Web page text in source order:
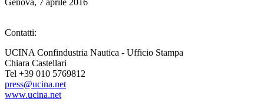
Genova, 7 aprile 2016
Contatti:
UCINA Confindustria Nautica - Ufficio Stampa
Chiara Castellari
Tel +39 010 5769812
press@ucina.net
www.ucina.net